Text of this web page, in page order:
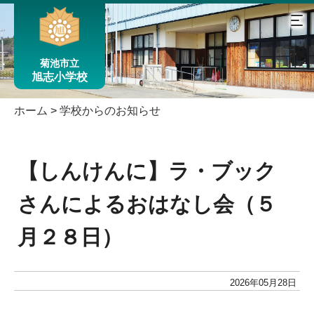
菊池市立
旭志小学校
ホーム > 学校からのお知らせ
【しんけんに】ラ・ブック
さんによるおはなし会（５
月２８日）
2026年05月28日